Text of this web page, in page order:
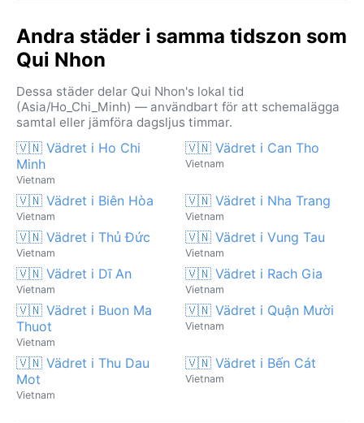
Andra städer i samma tidszon som
Qui Nhon
Dessa städer delar Qui Nhon's lokal tid
(Asia/Ho_Chi_Minh) — användbart för att schemalägga
samtal eller jämföra dagsljus timmar.
🇻🇳 Vädret i Ho Chi
Minh
Vietnam
🇻🇳 Vädret i Can Tho
Vietnam
🇻🇳 Vädret i Biên Hòa
Vietnam
🇻🇳 Vädret i Nha Trang
Vietnam
🇻🇳 Vädret i Thủ Đức
Vietnam
🇻🇳 Vädret i Vung Tau
Vietnam
🇻🇳 Vädret i Dĩ An
Vietnam
🇻🇳 Vädret i Rach Gia
Vietnam
🇻🇳 Vädret i Buon Ma
Thuot
Vietnam
🇻🇳 Vädret i Quận Mười
Vietnam
🇻🇳 Vädret i Thu Dau
Mot
Vietnam
🇻🇳 Vädret i Bến Cát
Vietnam